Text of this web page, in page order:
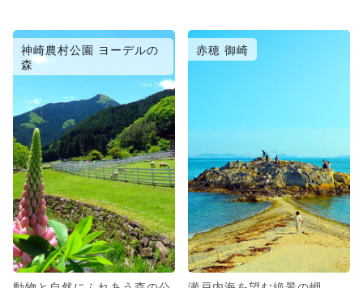
神崎農村公園 ヨーデルの
森
赤穂 御崎